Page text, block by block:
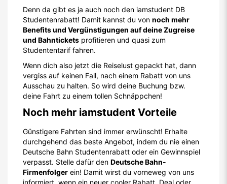
Denn da gibt es ja auch noch den iamstudent DB
Studentenrabatt! Damit kannst du von noch mehr
Benefits und Vergünstigungen auf deine Zugreise
und Bahntickets profitieren und quasi zum
Studententarif fahren.
Wenn dich also jetzt die Reiselust gepackt hat, dann
vergiss auf keinen Fall, nach einem Rabatt von uns
Ausschau zu halten. So wird deine Buchung bzw.
deine Fahrt zu einem tollen Schnäppchen!
Noch mehr iamstudent Vorteile
Günstigere Fahrten sind immer erwünscht! Erhalte
durchgehend das beste Angebot, indem du nie einen
Deutsche Bahn Studentenrabatt oder ein Gewinnspiel
verpasst. Stelle dafür den Deutsche Bahn-
Firmenfolger ein! Damit wirst du vorneweg von uns
informiert, wenn ein neuer cooler Rabatt, Deal oder